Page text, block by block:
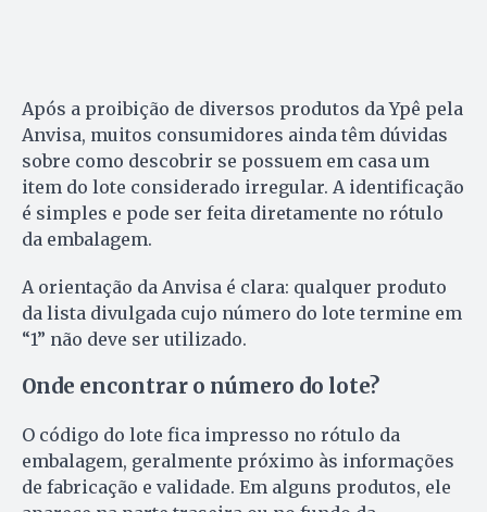
Após a proibição de diversos produtos da Ypê pela
Anvisa, muitos consumidores ainda têm dúvidas
sobre como descobrir se possuem em casa um
item do lote considerado irregular. A identificação
é simples e pode ser feita diretamente no rótulo
da embalagem.
A orientação da Anvisa é clara: qualquer produto
da lista divulgada cujo número do lote termine em
“1” não deve ser utilizado.
Onde encontrar o número do lote?
O código do lote fica impresso no rótulo da
embalagem, geralmente próximo às informações
de fabricação e validade. Em alguns produtos, ele